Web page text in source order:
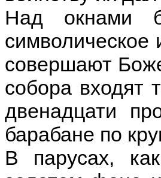
Над окнами
символическое
совершают
собора входят
двенадцати
барабане по
В парусах,